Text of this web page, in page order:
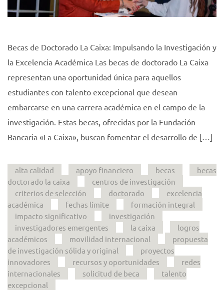
Becas de Doctorado La Caixa: Impulsando la Investigación y
la Excelencia Académica Las becas de doctorado La Caixa
representan una oportunidad única para aquellos
estudiantes con talento excepcional que desean
embarcarse en una carrera académica en el campo de la
investigación. Estas becas, ofrecidas por la Fundación
Bancaria «La Caixa», buscan fomentar el desarrollo de […]
alta calidad apoyo financiero becas
becas
doctorado la caixa
centros de investigación
criterios de selección
doctorado
excelencia
académica
fechas límite
formación integral
impacto significativo
investigación
investigadores emergentes
la caixa
logros
académicos
movilidad internacional
propuesta
de investigación sólida y original
proyectos
innovadores
recursos y oportunidades
redes
internacionales
solicitud de beca
talento
excepcional